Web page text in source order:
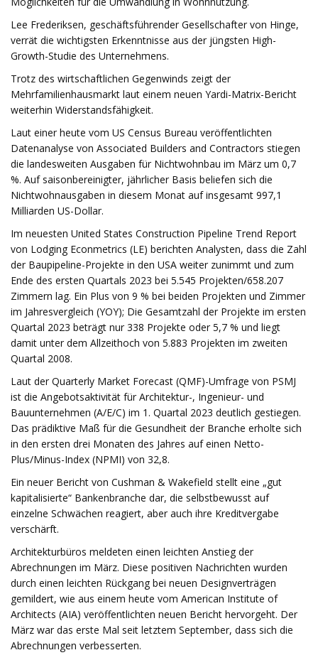
Lee Frederiksen, geschäftsführender Gesellschafter von Hinge,
verrät die wichtigsten Erkenntnisse aus der jüngsten High-
Growth-Studie des Unternehmens.
Trotz des wirtschaftlichen Gegenwinds zeigt der
Mehrfamilienhausmarkt laut einem neuen Yardi-Matrix-Bericht
weiterhin Widerstandsfähigkeit.
Laut einer heute vom US Census Bureau veröffentlichten
Datenanalyse von Associated Builders and Contractors stiegen
die landesweiten Ausgaben für Nichtwohnbau im März um 0,7
%. Auf saisonbereinigter, jährlicher Basis beliefen sich die
Nichtwohnausgaben in diesem Monat auf insgesamt 997,1
Milliarden US-Dollar.
Im neuesten United States Construction Pipeline Trend Report
von Lodging Econmetrics (LE) berichten Analysten, dass die Zahl
der Baupipeline-Projekte in den USA weiter zunimmt und zum
Ende des ersten Quartals 2023 bei 5.545 Projekten/658.207
Zimmern lag. Ein Plus von 9 % bei beiden Projekten und Zimmer
im Jahresvergleich (YOY); Die Gesamtzahl der Projekte im ersten
Quartal 2023 beträgt nur 338 Projekte oder 5,7 % und liegt
damit unter dem Allzeithoch von 5.883 Projekten im zweiten
Quartal 2008.
Laut der Quarterly Market Forecast (QMF)-Umfrage von PSMJ
ist die Angebotsaktivität für Architektur-, Ingenieur- und
Bauunternehmen (A/E/C) im 1. Quartal 2023 deutlich gestiegen.
Das prädiktive Maß für die Gesundheit der Branche erholte sich
in den ersten drei Monaten des Jahres auf einen Netto-
Plus/Minus-Index (NPMI) von 32,8.
Ein neuer Bericht von Cushman & Wakefield stellt eine „gut
kapitalisierte“ Bankenbranche dar, die selbstbewusst auf
einzelne Schwächen reagiert, aber auch ihre Kreditvergabe
verschärft.
Architekturbüros meldeten einen leichten Anstieg der
Abrechnungen im März. Diese positiven Nachrichten wurden
durch einen leichten Rückgang bei neuen Designverträgen
gemildert, wie aus einem heute vom American Institute of
Architects (AIA) veröffentlichten neuen Bericht hervorgeht. Der
März war das erste Mal seit letztem September, dass sich die
Abrechnungen verbesserten.